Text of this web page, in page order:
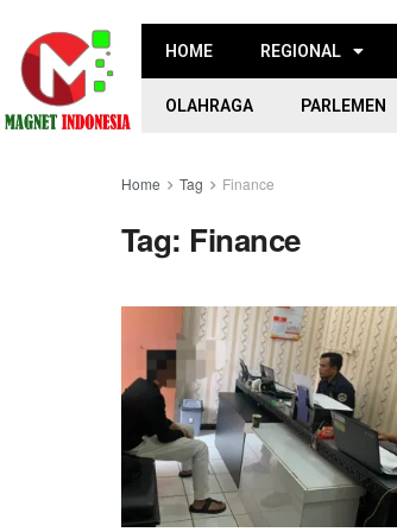
HOME REGIONAL
OLAHRAGA PARLEMEN
Home Tag Finance
Tag: Finance